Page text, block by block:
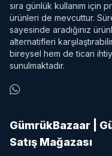
sıra günlük kullanım için
ürünleri de mevcuttur.
sayesinde aradığınız
alternatifleri
bireysel hem de ticari
sunulmaktadır.
GümrükBazaar |
Satış Mağazası